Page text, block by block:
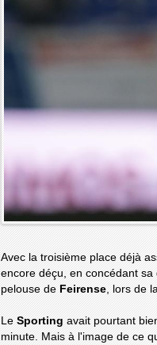
Avec la troisième place déjà
encore déçu, en concédant
pelouse de Feirense , lors de
Le Sporting avait pourtant
minute. Mais à l'image de ce